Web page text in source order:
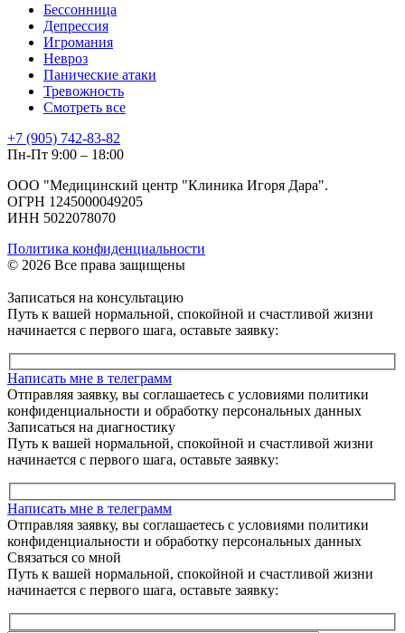
Бессонница
Депрессия
Игромания
Невроз
Панические атаки
Тревожность
Смотреть все
+7 (905) 742-83-82
Пн-Пт 9:00 – 18:00
ООО "Медицинский центр "Клиника Игоря Дара".
ОГРН 1245000049205
ИНН 5022078070
Политика конфиденциальности
© 2026 Все права защищены
Записаться на консультацию
Путь к вашей нормальной, спокойной и счастливой жизни
начинается с первого шага, оставьте заявку:
Написать мне в телеграмм
Отправляя заявку, вы соглашаетесь с условиями политики
конфиденциальности и обработку персональных данных
Записаться на диагностику
Путь к вашей нормальной, спокойной и счастливой жизни
начинается с первого шага, оставьте заявку:
Написать мне в телеграмм
Отправляя заявку, вы соглашаетесь с условиями политики
конфиденциальности и обработку персональных данных
Связаться со мной
Путь к вашей нормальной, спокойной и счастливой жизни
начинается с первого шага, оставьте заявку: